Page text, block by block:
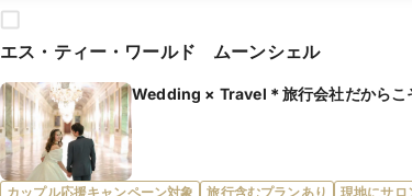
エス・ティー・ワールド ムーンシェル
Wedding × Travel＊旅行会社だからこ
カップル応援キャンペーン対象 旅行含むプランあり 現地にサロ